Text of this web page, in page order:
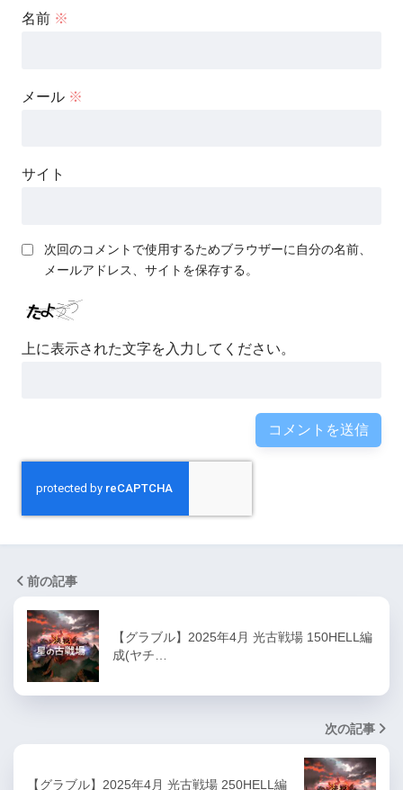
名前 ※
メール ※
サイト
次回のコメントで使用するためブラウザーに自分の名前、
メールアドレス、サイトを保存する。
上に表示された文字を入力してください。
前の記事
【グラブル】2025年4月 光古戦場 150HELL編
成(ヤチ…
次の記事
【グラブル】2025年4月 光古戦場 250HELL編